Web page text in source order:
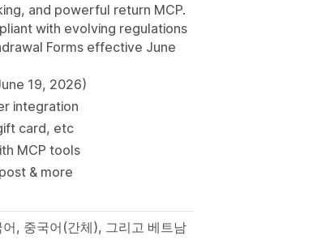
and powerful return MCP.
with evolving regulations
Forms effective June
19, 2026)
integration
card, etc
MCP tools
& more
, 중국어(간체), 그리고 베트남